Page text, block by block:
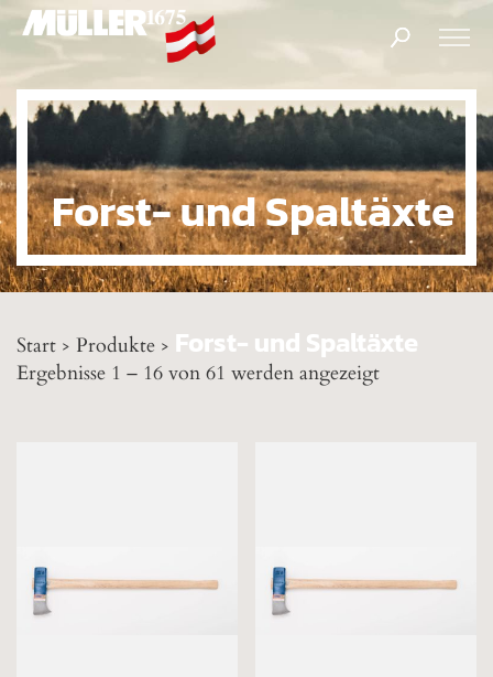
Products
search
Forst- und Spaltäxte
Start > Produkte > Forst- und Spaltäxte
Ergebnisse 1 – 16 von 61 werden angezeigt